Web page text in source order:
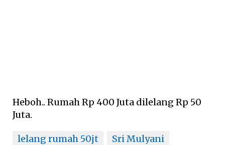
Heboh.. Rumah Rp 400 Juta dilelang Rp 50
Juta.
lelang rumah 50jt Sri Mulyani